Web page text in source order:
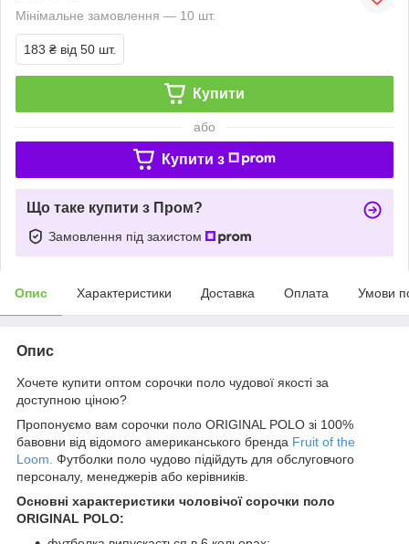
Мінімальне замовлення — 10 шт.
183 ₴ від 50 шт.
Купити
або
Купити з
Що таке купити з Пром?
Замовлення під захистом
Опис Характеристики Доставка Оплата Умови
Опис
Хочете купити оптом сорочки поло чудової якості за
доступною ціною?
Пропонуємо вам сорочки поло ORIGINAL POLO зі 100%
бавовни від відомого американського бренда Fruit of the
Loom. Футболки поло чудово підійдуть для обслуговчого
персоналу, менеджерів або керівників.
Основні характеристики чоловічої сорочки поло
ORIGINAL POLO: